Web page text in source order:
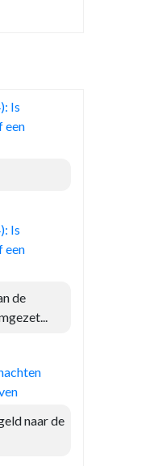
Is
een
Is
een
de
naar de